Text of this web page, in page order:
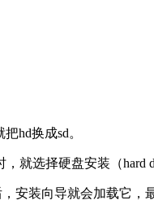
hd换成sd。
就选择硬盘安装（hard
安装向导就会加载它，